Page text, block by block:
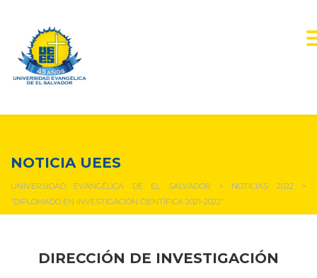
NOTICIA UEES
UNIVERSIDAD EVANGÉLICA DE EL SALVADOR > NOTICIAS 2022>
”DIPLOMADO EN INVESTIGACIÓN CIENTÍFICA 2021-2022”
DIRECCIÓN DE INVESTIGACIÓN